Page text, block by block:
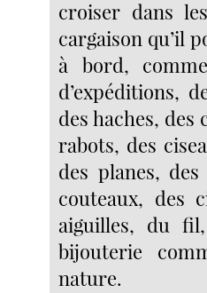
croiser dans
cargaison qu’il
à bord,
d’expéditions,
des haches, des
rabots, des
des planes,
couteaux, des
aiguilles, du
bijouterie
nature.